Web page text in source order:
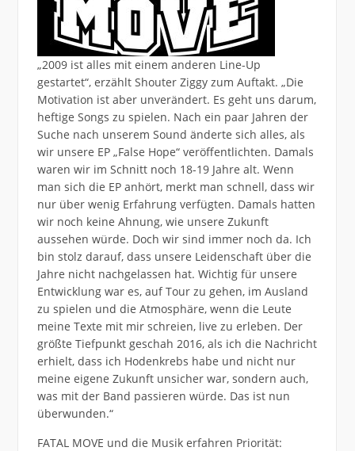
„2009 ist alles mit einem anderen Line-Up
gestartet“, erzählt Shouter Ziggy zum Auftakt. „Die
Motivation ist aber unverändert. Es geht uns darum,
heftige Songs zu spielen. Nach ein paar Jahren der
Suche nach unserem Sound änderte sich alles, als
wir unsere EP „False Hope“ veröffentlichten. Damals
waren wir im Schnitt noch 18-19 Jahre alt. Wenn
man sich die EP anhört, merkt man schnell, dass wir
nur über wenig Erfahrung verfügten. Damals hatten
wir noch keine Ahnung, wie unsere Zukunft
aussehen würde. Doch wir sind immer noch da. Ich
bin stolz darauf, dass unsere Leidenschaft über die
Jahre nicht nachgelassen hat. Wichtig für unsere
Entwicklung war es, auf Tour zu gehen, im Ausland
zu spielen und die Atmosphäre, wenn die Leute
meine Texte mit mir schreien, live zu erleben. Der
größte Tiefpunkt geschah 2016, als ich die Nachricht
erhielt, dass ich Hodenkrebs habe und nicht nur
meine eigene Zukunft unsicher war, sondern auch,
was mit der Band passieren würde. Das ist nun
überwunden.“
FATAL MOVE und die Musik erfahren Priorität: